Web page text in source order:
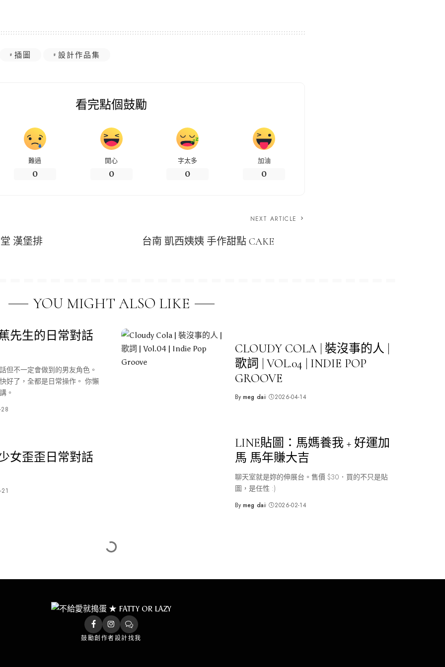
插圖 設計作品集
看完點個鼓勵
難過
0
開心
0
字太多
0
加油
0
漢堡排
NEXT ARTICLE
台南 凱西姨姨 手作甜點 CAKE
YOU MIGHT ALSO LIKE
先生的日常對話
但不一定會做到的男友角色。
好了，全都是日常操作。 你懶
。
CLOUDY COLA | 裝沒事的人 |
歌詞 | VOL.04 | INDIE POP
GROOVE
Posted
By meg dai 2026-04-14
女歪歪日常對話
LINE貼圖：馬媽養我 + 好運加
馬 馬年賺大吉
聊天室就是妳的伸展台。售價 $30．買的不只是貼
圖，是任性 :)
Posted
By meg dai 2026-02-14
鼓勵創作者設計找我